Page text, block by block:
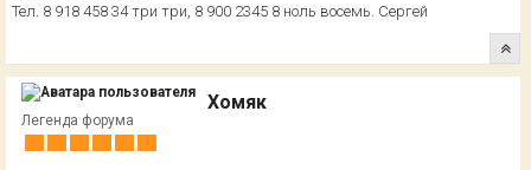
Тел. 8 918 458 34 три три, 8 900 2345 8 ноль восемь. Сергей
Хомяк
Легенда форума